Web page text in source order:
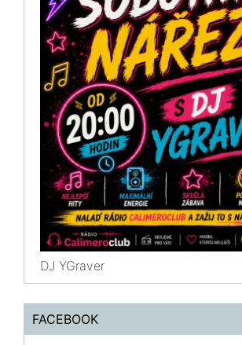
DJ YGraver
FACEBOOK